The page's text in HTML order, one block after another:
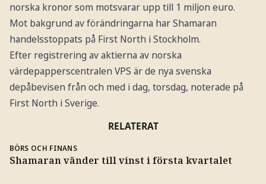
norska kronor som motsvarar upp till 1 miljon euro.
Mot bakgrund av förändringarna har Shamaran
handelsstoppats på First North i Stockholm.
Efter registrering av aktierna av norska
värdepapperscentralen VPS är de nya svenska
depåbevisen från och med i dag, torsdag, noterade på
First North i Sverige.
RELATERAT
BÖRS OCH FINANS
Shamaran vänder till vinst i första kvartalet